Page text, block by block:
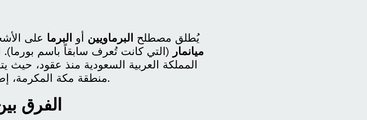
يُطلق مصطلح البرماويين أو البرما على
ميانمار (التي كانت تُعرف سابقاً باسم بورما).
المملكة العربية السعودية منذ عقود، حيث
منطقة مكة المكرمة، إضافة إلى مدن أخرى داخل المملكة.
الفرق